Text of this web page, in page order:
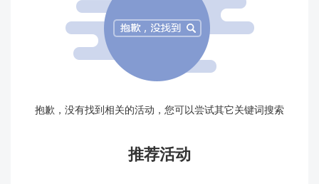
抱歉，没有找到相关的活动，您可以尝试其它关键词搜索
推荐活动